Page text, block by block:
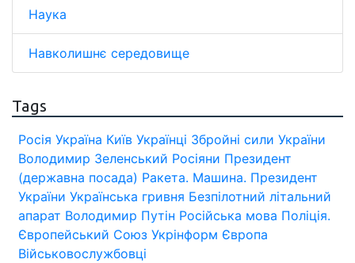
Наука
Навколишнє середовище
Tags
Росія Україна Київ Українці Збройні сили України
Володимир Зеленський Росіяни Президент
(державна посада) Ракета. Машина. Президент
України Українська гривня Безпілотний літальний
апарат Володимир Путін Російська мова Поліція.
Європейський Союз Укрінформ Європа
Військовослужбовці